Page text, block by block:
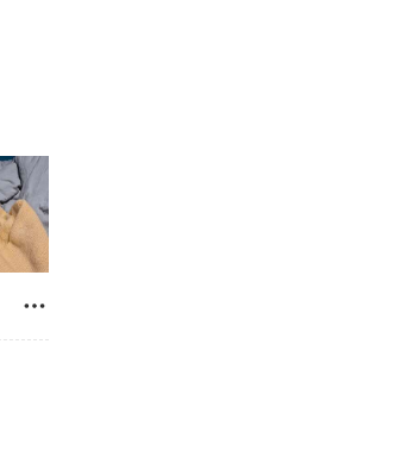
cm / 41 in, Hüften: 130 cm / 51 in, Farbe: Gelb, Größe: 2XL
cm / 42 in, Körperform: Apfel, Farbe: Gelb, Größe: 3XL